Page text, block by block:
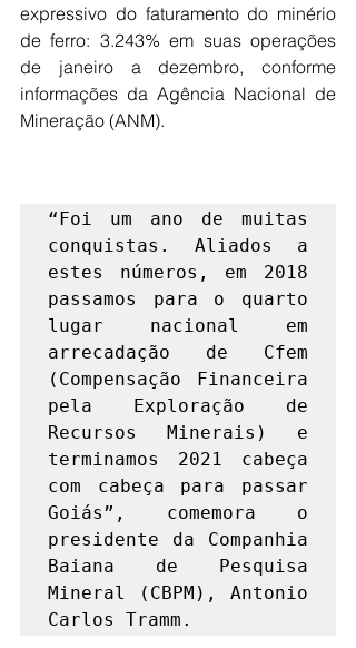
expressivo do faturamento do minério
de ferro: 3.243% em suas operações
de janeiro a dezembro, conforme
informações da Agência Nacional de
Mineração (ANM).
“Foi um ano de muitas
conquistas. Aliados a
estes números, em 2018
passamos para o quarto
lugar nacional em
arrecadação de Cfem
(Compensação Financeira
pela Exploração de
Recursos Minerais) e
terminamos 2021 cabeça
com cabeça para passar
Goiás”, comemora o
presidente da Companhia
Baiana de Pesquisa
Mineral (CBPM), Antonio
Carlos Tramm.